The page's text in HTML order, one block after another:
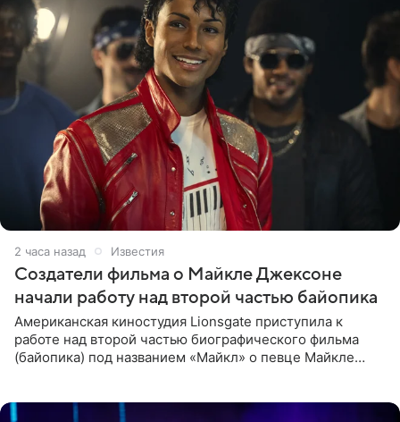
2 часа назад Известия
Создатели фильма о Майкле Джексоне
начали работу над второй частью байопика
Американская киностудия Lionsgate приступила к
работе над второй частью биографического фильма
(байопика) под названием «Майкл» о певце Майкле